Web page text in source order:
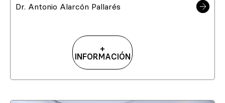
Dr. Antonio Alarcón Pallarés
+
INFORMACIÓN